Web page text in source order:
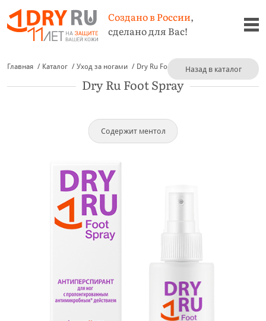
Создано в России,
сделано для Вас!
Главная Каталог Уход за ногами Dry Ru Foot Spray
Dry Ru Foot Spray
Назад в каталог
Содержит ментол